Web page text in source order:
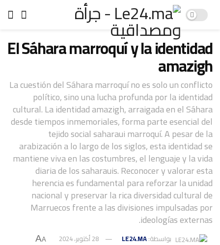
El Sáhara marroquí y la identidad
amazigh
La cuestión del Sáhara marroquí no es solo un conflicto
político, sino una lucha profunda por la identidad
cultural. La identidad amazigh, arraigada en el Sáhara
desde tiempos inmemoriales, forma parte esencial del
tejido social saharaui marroquí. A pesar de la
arabización a lo largo de los siglos, esta identidad se
mantiene viva en las costumbres, el lenguaje y la vida
diaria de los saharauis. Reconocer y valorar esta
herencia es fundamental para reforzar la unidad
nacional y preservar la rica diversidad cultural de
Marruecos frente a las divisiones impulsadas por
ideologías externas.
بواسطة:LE24.MA 28 أكتوبر، 2024 A
A